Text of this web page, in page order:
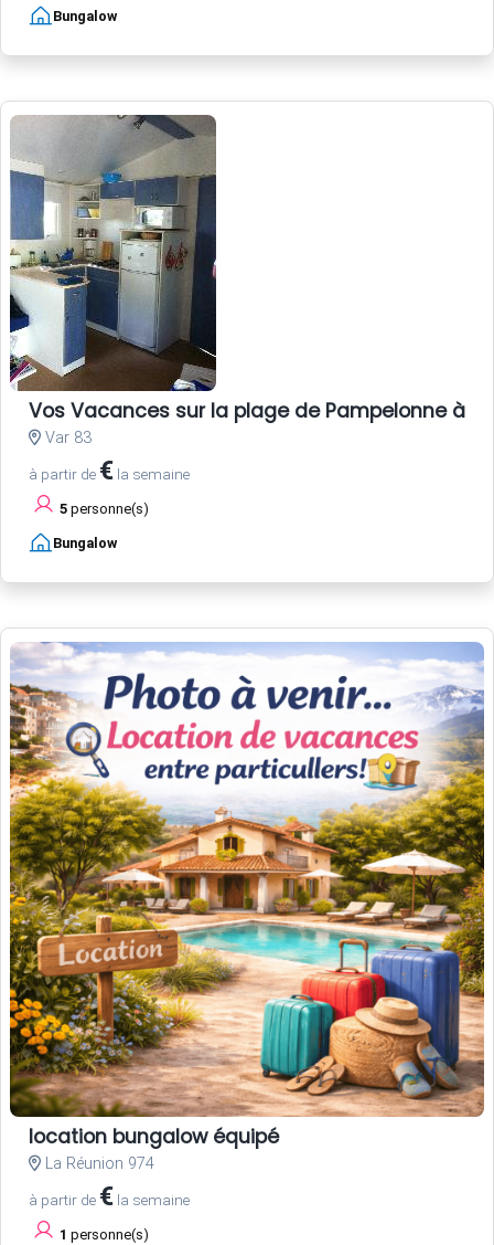
Bungalow
Vos Vacances sur la plage de Pampelonne à
Var 83
à partir de € la semaine
5 personne(s)
Bungalow
location bungalow équipé
La Réunion 974
à partir de € la semaine
1 personne(s)